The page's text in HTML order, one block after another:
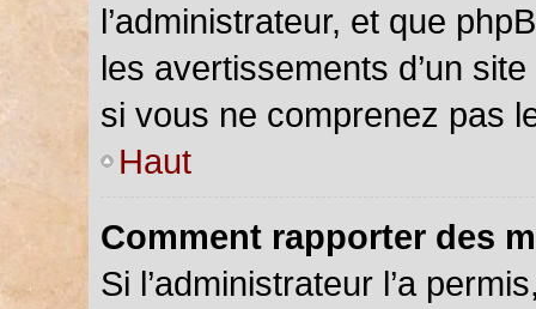
l’administrateur, et que
les avertissements d’un
si vous ne comprenez pas
Haut
Comment rapporter des
Si l’administrateur l’a